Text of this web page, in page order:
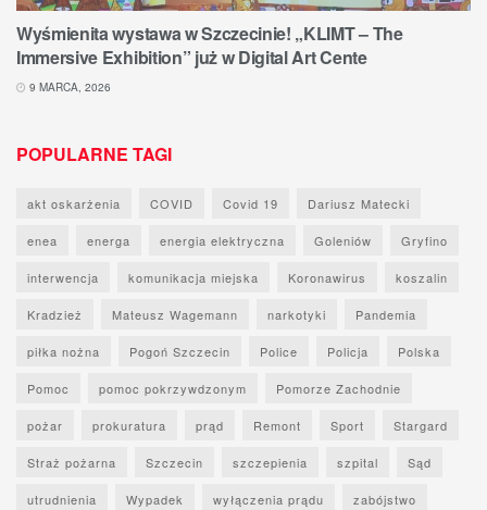
Wyśmienita wystawa w Szczecinie! „KLIMT – The
Immersive Exhibition” już w Digital Art Cente
9 MARCA, 2026
POPULARNE TAGI
akt oskarżenia COVID Covid 19 Dariusz Matecki
enea energa energia elektryczna Goleniów Gryfino
interwencja komunikacja miejska Koronawirus koszalin
Kradzież Mateusz Wagemann narkotyki Pandemia
piłka nożna Pogoń Szczecin Police Policja Polska
Pomoc pomoc pokrzywdzonym Pomorze Zachodnie
pożar prokuratura prąd Remont Sport Stargard
Straż pożarna Szczecin szczepienia szpital Sąd
utrudnienia Wypadek wyłączenia prądu zabójstwo